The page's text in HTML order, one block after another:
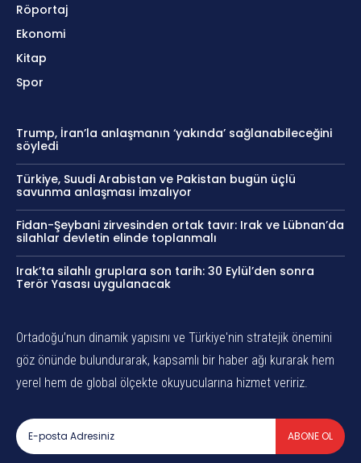
Röportaj
Ekonomi
Kitap
Spor
Trump, İran’la anlaşmanın ‘yakında’ sağlanabileceğini
söyledi
Türkiye, Suudi Arabistan ve Pakistan bugün üçlü
savunma anlaşması imzalıyor
Fidan-Şeybani zirvesinden ortak tavır: Irak ve Lübnan’da
silahlar devletin elinde toplanmalı
Irak’ta silahlı gruplara son tarih: 30 Eylül’den sonra
Terör Yasası uygulanacak
Ortadoğu’nun dinamik yapısını ve Türkiye'nin stratejik önemini
göz önünde bulundurarak, kapsamlı bir haber ağı kurarak hem
yerel hem de global ölçekte okuyucularına hizmet veririz.
ABONE OL